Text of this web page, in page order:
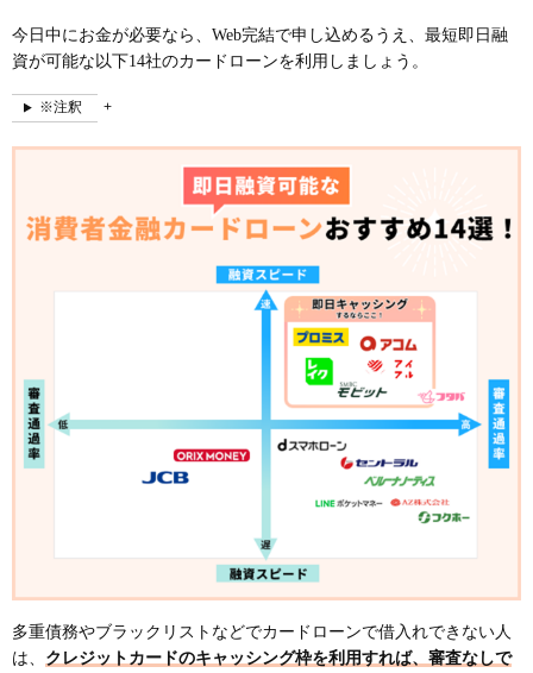
今日中にお金が必要なら、Web完結で申し込めるうえ、最短即日融
資が可能な以下14社のカードローンを利用しましょう。
※注釈
多重債務やブラックリストなどでカードローンで借入れできない人
は、 クレジットカードのキャッシング枠を利用すれば、審査なしで